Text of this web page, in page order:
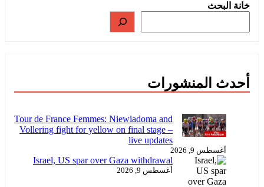
خانة البحث
أحدث المنشورات
Tour de France Femmes: Niewiadoma and
Vollering fight for yellow on final stage –
live updates
أغسطس 9, 2026
Israel, US spar over Gaza withdrawal
أغسطس 9, 2026